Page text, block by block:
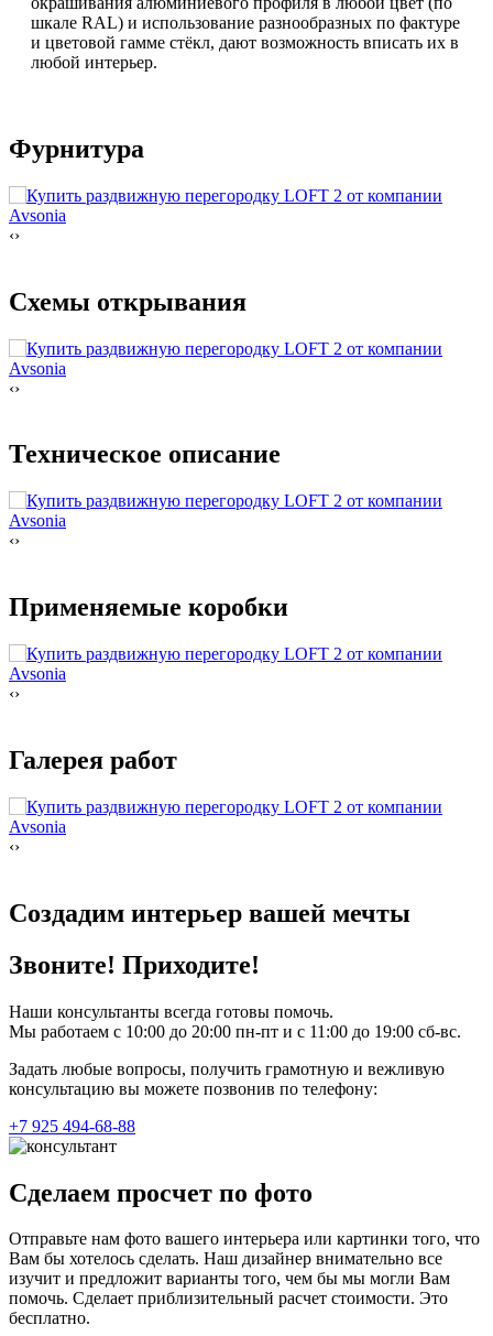
шкале RAL) и использование разнообразных по фактуре
и цветовой гамме стёкл, дают возможность вписать их в
любой интерьер.
Фурнитура
‹›
Схемы открывания
‹›
Техническое описание
‹›
Применяемые коробки
‹›
Галерея работ
‹›
Создадим интерьер вашей мечты
Звоните! Приходите!
Наши консультанты всегда готовы помочь.
Мы работаем с 10:00 до 20:00 пн-пт и с 11:00 до 19:00 сб-вс.
Задать любые вопросы, получить грамотную и вежливую
консультацию вы можете позвонив по телефону:
+7 925 494-68-88
Сделаем просчет по фото
Отправьте нам фото вашего интерьера или картинки того, что
Вам бы хотелось сделать. Наш дизайнер внимательно все
изучит и предложит варианты того, чем бы мы могли Вам
помочь. Сделает приблизительный расчет стоимости. Это
бесплатно.